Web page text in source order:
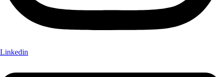
Linkedin